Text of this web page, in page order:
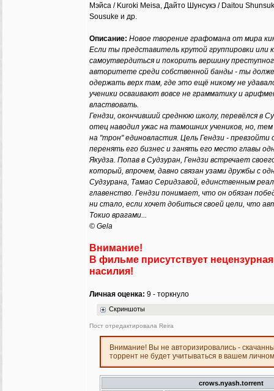
Мэйса / Kuroki Meisa, Дайто Шунсукэ / Daitou
Sousuke и др.
Описание: Новое творение графомана от мира
Если ты представитель крутой группировки или
самоутвердиться и покорить вершину
авторитете среди собственной банды - ты
одержать верх там, где это ещё никому не
ученики осваивают вовсе не грамматику и
властвовать.
Гендзи, окончивший среднюю школу, перевёлся в
отец наводил ужас на тамошних учеников, но,
на "трон" единовластия. Цель Гендзи - превзойти
перенять его бизнес и занять его место главы
Якудза. Попав в Судзуран, Гендзи встречает
который, впрочем, давно связан узами дружбы с
Судзурана, Тамао Серидзавой, единственным
главенство. Гендзи понимает, что он обязан
ни стало, если хочет добиться своей цели, что
Токио врагами...
© Gela
Внимание!
В фильме присутствует
насилия!
Личная оценка: 9 - торкнуло
Скриншоты
Пост отредактировала Reira
Внимание! Вы не авторизировались -
торрент не будет учитываться в вашем
crows.nyash.torrent